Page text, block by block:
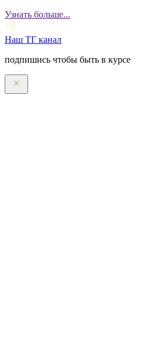
Узнать больше...
Наш ТГ канал
подпишись чтобы быть в курсе